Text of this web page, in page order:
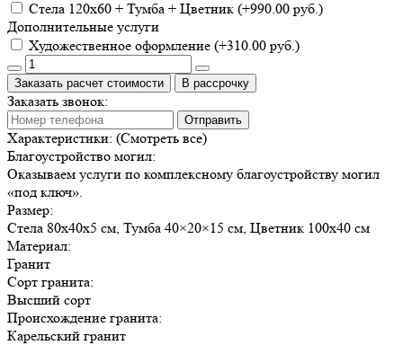
Cтела 120х60 + Тумба + Цветник (+990.00 руб.)
Дополнительные услуги
Художественное оформление (+310.00 руб.)
Заказать расчет стоимости В рассрочку
Заказать звонок:
Отправить
Характеристики: (Смотреть все)
Благоустройство могил:
Оказываем услуги по комплексному благоустройству могил
«под ключ».
Размер:
Стела 80х40х5 см, Тумба 40×20×15 см, Цветник 100х40 см
Материал:
Гранит
Сорт гранита:
Высший сорт
Происхождение гранита:
Карельский гранит